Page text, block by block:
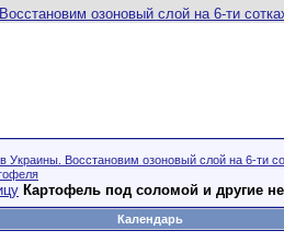
Украины. Восстановим озоновый слой на 6-ти
Картофель под соломой и другие
Календарь